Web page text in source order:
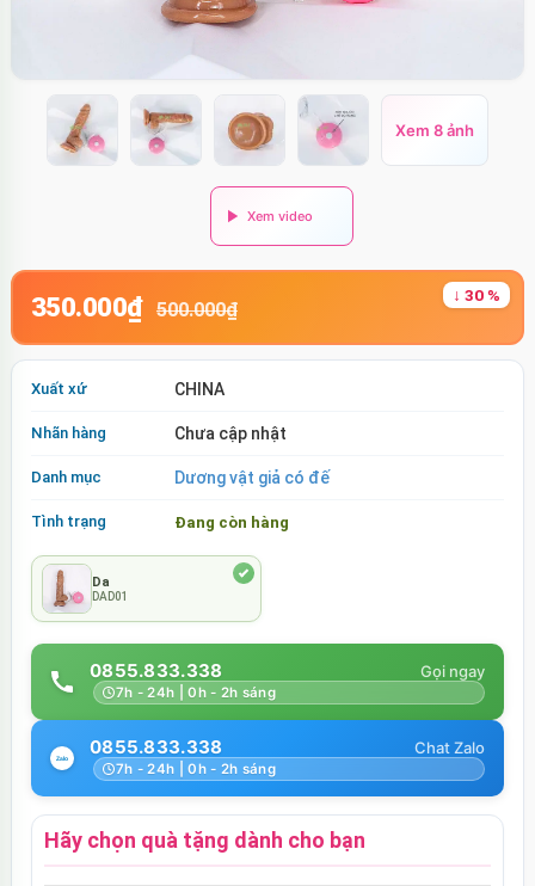
Xem 8 ảnh
350.000₫ 500.000₫
↓ 30 %
Xuất xứ CHINA
Nhãn hàng Chưa cập nhật
Danh mục Dương vật giả có đế
Tình trạng Đang còn hàng
Da
DAD01
0855.833.338
7h - 24h | 0h - 2h sáng
0855.833.338
7h - 24h | 0h - 2h sáng
Hãy chọn quà tặng dành cho bạn